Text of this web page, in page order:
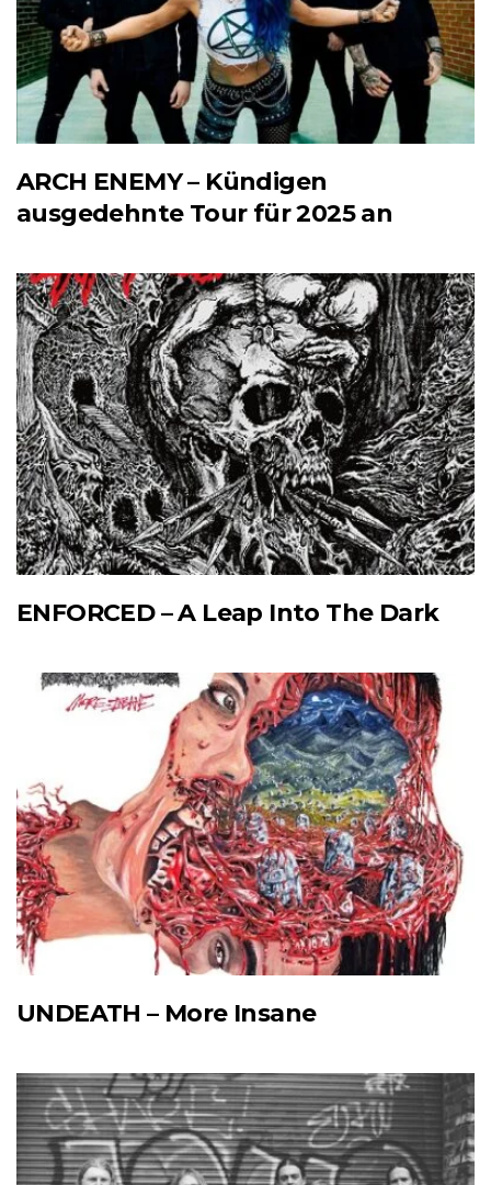
ARCH ENEMY – Kündigen
ausgedehnte Tour für 2025 an
ENFORCED – A Leap Into The Dark
UNDEATH – More Insane